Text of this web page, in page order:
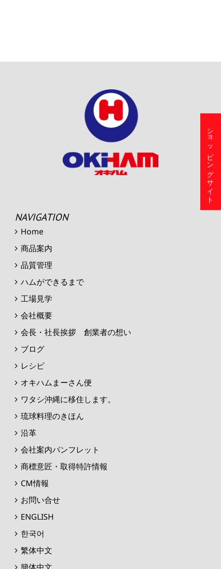
NAVIGATION
Home
商品案内
品質管理
ハムができるまで
工場見学
会社概要
会長・社長挨拶 創業者の想い
ブログ
レシピ
オキハムまーさん便
ワタシ沖縄に移住します。
琉球料理のきほん
沿革
会社案内パンフレット
商標意匠・取得特許情報
CM情報
お問い合せ
ENGLISH
한국어
繁体中文
ショッピングサイト